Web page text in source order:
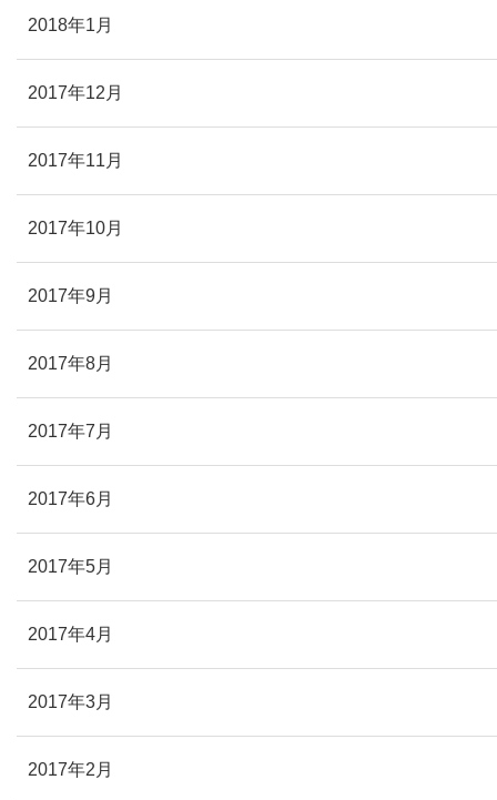
2018年1月
2017年12月
2017年11月
2017年10月
2017年9月
2017年8月
2017年7月
2017年6月
2017年5月
2017年4月
2017年3月
2017年2月